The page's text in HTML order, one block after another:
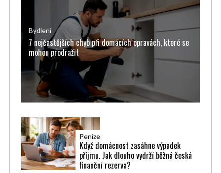
:
Bydlení
7 nejčastějších chyb při domácích opravách, které se
mohou prodražit
Peníze
Když domácnost zasáhne výpadek
příjmu. Jak dlouho vydrží běžná česká
finanční rezerva?